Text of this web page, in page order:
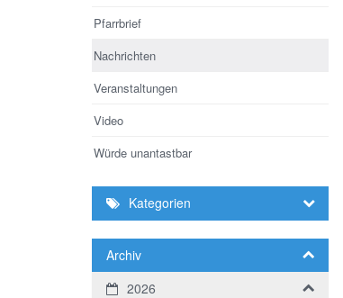
Pfarrbrief
Nachrichten
Veranstaltungen
Video
Würde unantastbar
Kategorien
Archiv
2026